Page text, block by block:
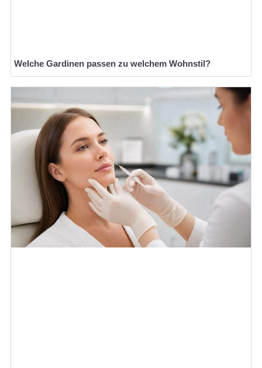
Welche Gardinen passen zu welchem Wohnstil?